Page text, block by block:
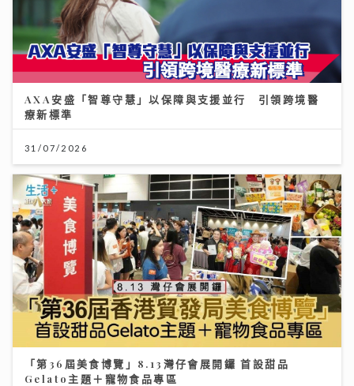
AXA安盛「智尊守慧」以保障與支援並行 引領跨境醫
療新標準
31/07/2026
「第36屆美食博覽」8.13灣仔會展開鑼 首設甜品
Gelato主題＋寵物食品專區